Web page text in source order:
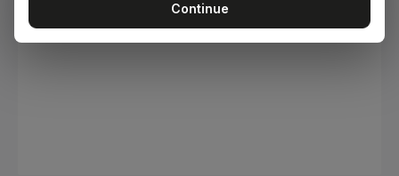
Continue